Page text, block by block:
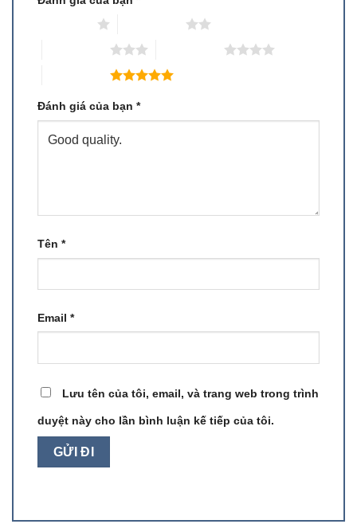
Đánh giá của bạn *
Tên *
Email *
Lưu tên của tôi, email, và trang web trong trình
duyệt này cho lần bình luận kế tiếp của tôi.